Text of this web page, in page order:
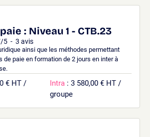
: Niveau 1 - CTB.23
/5 - 3 avis
ainsi que les méthodes permettant
de paie en formation de 2 jours en inter à
€ HT /
Intra : 3 580,00 € HT /
groupe